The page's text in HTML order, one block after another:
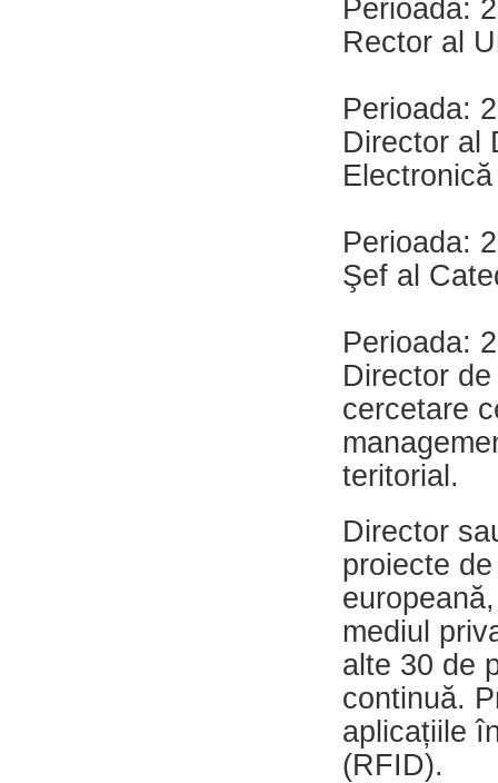
Perioada:
Rector al
Perioada:
Director al
Perioada:
Şef al
Perioada:
Director
cercetare
teritorial.
Director
proiecte
mediul
alte 30 de
continuă.
aplicațiile
(RFID).